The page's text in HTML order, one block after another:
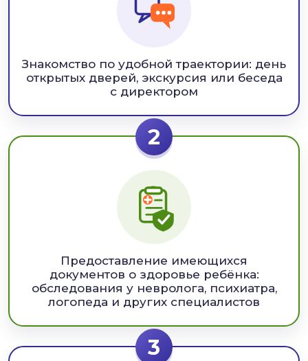
Знакомство по удобной траектории: день
открытых дверей, экскурсия или беседа
с директором
2
Предоставление имеющихся
документов о здоровье ребёнка:
обследования у невролога, психиатра,
логопеда и других специалистов
3